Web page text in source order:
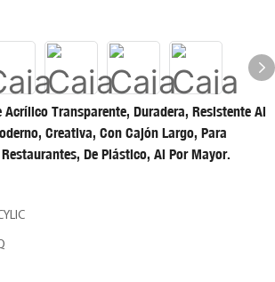
Acrílico Transparente, Duradera, Resistente Al
Creativa, Con Cajón Largo, Para
De Plástico, Al Por Mayor.